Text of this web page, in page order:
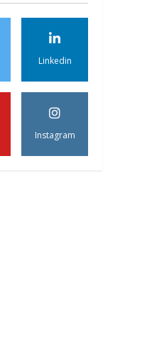
Linkedin
Instagram